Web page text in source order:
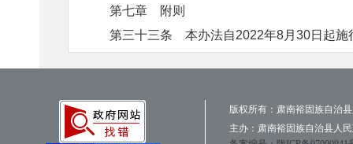
第七章 附则
第三十三条
本办法自2022年8月 30日起施
版权所有：肃南裕固族自治
主办：肃南裕固族自治县人